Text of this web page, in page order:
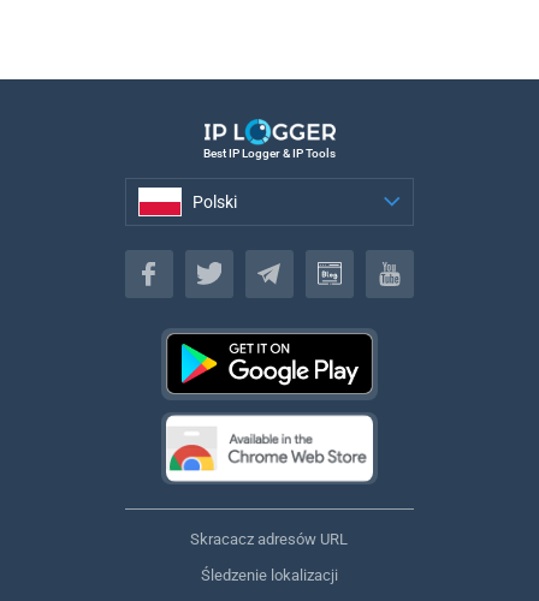
Best IP Logger & IP Tools
Polski
Polski
Skracacz adresów URL
Śledzenie lokalizacji